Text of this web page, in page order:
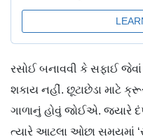
રસોઈ બનાવવી કે સફાઈ
શકાય નહીં. છૂટાછેડા માટે
ગાળાનું હોવું જોઈએ. જ્યારે
ત્યારે આટલા ઓછા સમયમાં